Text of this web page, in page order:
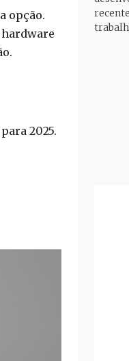
opção.
2025.